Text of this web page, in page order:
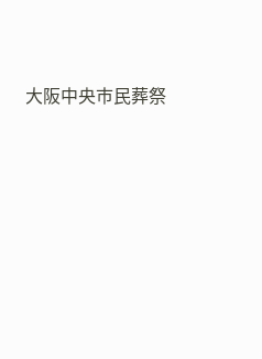
大阪中央市民葬祭